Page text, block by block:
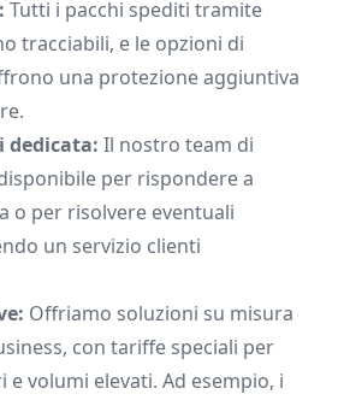
Tutti i pacchi spediti tramite
tracciabili, e le opzioni di
una protezione aggiuntiva
dedicata: Il nostro team di
per rispondere a
o per risolvere eventuali
un servizio clienti
Offriamo soluzioni su misura
con tariffe speciali per
volumi elevati. Ad esempio, i